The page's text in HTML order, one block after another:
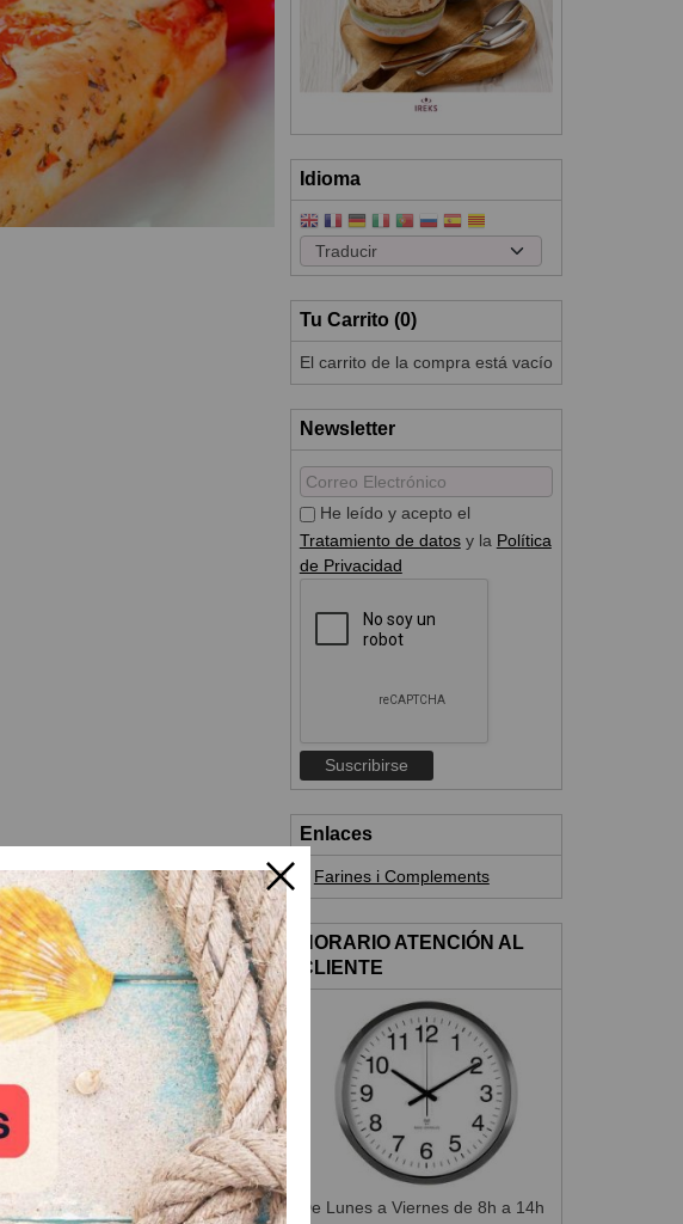
agujeros en la masa clavando
Idioma
Tu Carrito (0)
El carrito de la compra está vacío
Newsletter
He leído y acepto el
Tratamiento de datosy la Política
de Privacidad
Enlaces
Farines i Complements
HORARIO ATENCIÓN AL
CLIENTE
De Lunes a Viernes de 8h a 14h